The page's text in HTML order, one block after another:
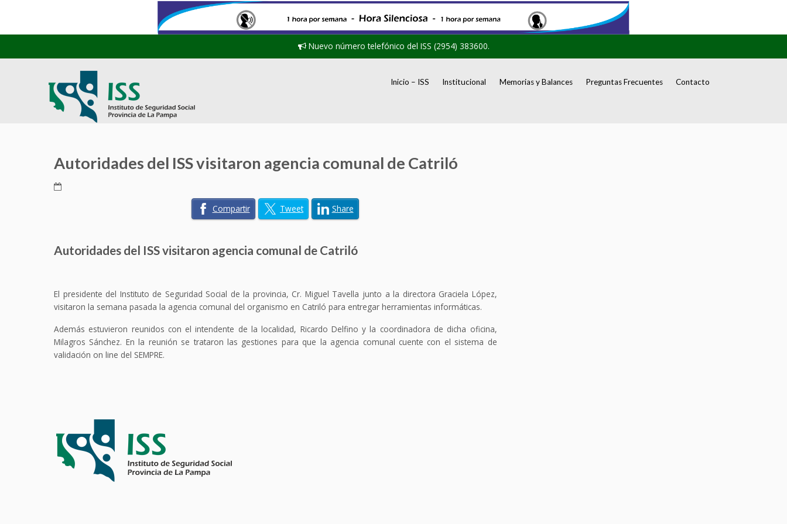
Nuevo número telefónico del ISS (2954) 383600.
Inicio – ISS Institucional Memorias y Balances Preguntas Frecuentes Contacto
Autoridades del ISS visitaron agencia comunal de Catriló
Compartir Tweet Share
Autoridades del ISS visitaron agencia comunal de Catriló
El presidente del Instituto de Seguridad Social de la provincia, Cr. Miguel Tavella junto a la directora Graciela López,
visitaron la semana pasada la agencia comunal del organismo en Catriló para entregar herramientas informáticas.
Además estuvieron reunidos con el intendente de la localidad, Ricardo Delfino y la coordinadora de dicha oficina,
Milagros Sánchez. En la reunión se trataron las gestiones para que la agencia comunal cuente con el sistema de
validación on line del SEMPRE.